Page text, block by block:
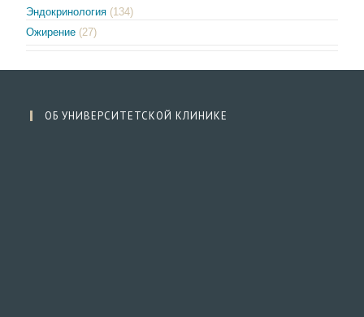
Эндокринология (134)
Ожирение (27)
ОБ УНИВЕРСИТЕТСКОЙ КЛИНИКЕ